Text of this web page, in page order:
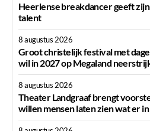
Heerlense breakdancer geeft zijn
talent
8 augustus 2026
Groot christelijk festival met
wil in 2027 op Megaland
8 augustus 2026
Theater Landgraaf brengt
willen mensen laten zien wat er